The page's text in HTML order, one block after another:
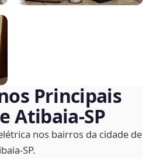
Principais
Atibaia‑SP
nos bairros da cidade de